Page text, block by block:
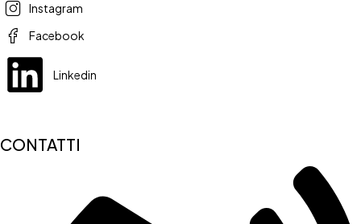
Instagram
Facebook
Linkedin
CONTATTI